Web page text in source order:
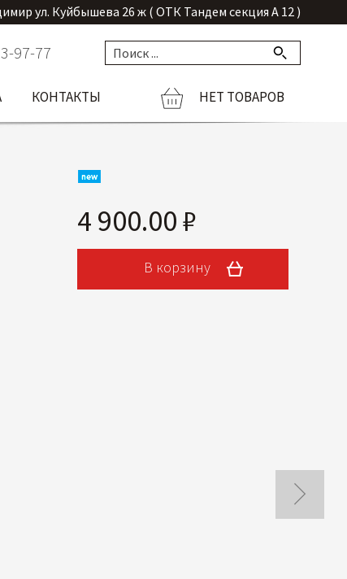
ул. Куйбышева 26 ж ( ОТК Тандем секция А 12 )
97-77
НЕТ ТОВАРОВ
КОНТАКТЫ
4 900.00 ₽
В корзину